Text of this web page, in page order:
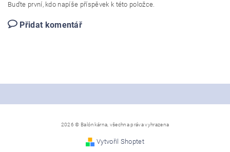
Buďte první, kdo napíše příspěvek k této položce.
Přidat komentář
2026 © Balónkárna, všechna práva vyhrazena
Vytvořil Shoptet